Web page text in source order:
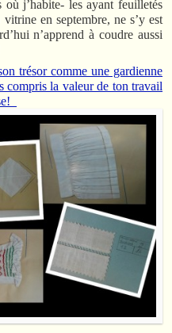
j’habite- les ayant feuilletés
en septembre, ne s’y est
n’apprend à coudre aussi
trésor comme une gardienne
compris la valeur de ton travail